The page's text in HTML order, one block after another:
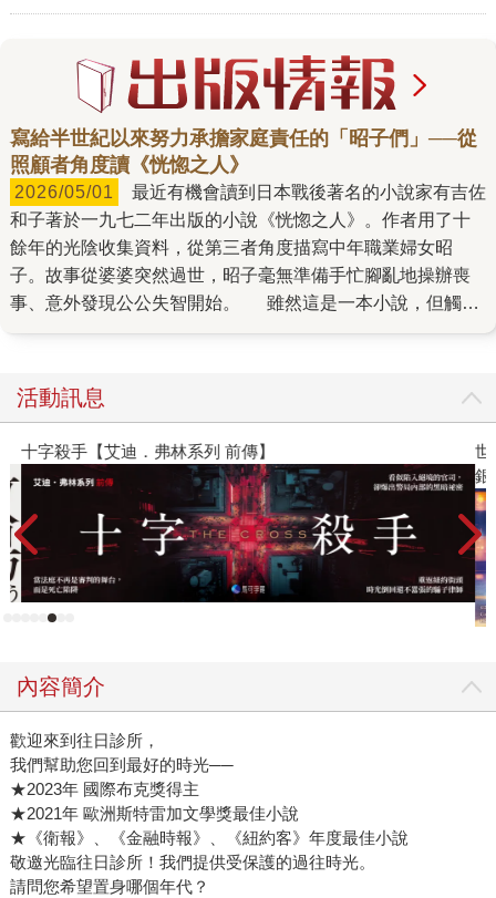
寫給半世紀以來努力承擔家庭責任的「昭子們」──從
照顧者角度讀《恍惚之人》
2026/05/01
和子著於一九七二年出版的小說《恍惚之人》。作者用了十
餘年的光陰收集資料，從第三者角度描寫中年職業婦女昭
子。故事從婆婆突然過世，昭子毫無準備手忙腳亂地操辦喪
事、意外發現公公失智開始。 雖然這是一本小說，但觸及
一時洛陽紙貴。半個多世紀過去，我們對失智症不再陌生，
一直在進步的醫學界也仍在努力為失智症尋求解決，此時我
讀《恍惚之人》的注意力，反而集中在高齡疾病的照顧及照
顧者兩方面。 當時的日本，已有高齡長者的日照機構。而
身為媳婦的昭子，理所當然地兵來將擋水來土淹，毫無怨言
地在工作、家務與照顧公公的壓力鍋中來回奔走，一樁一件
的完成任務。讀者可以發現，即便當時連醫學界對失智症的
所知都還留在相當有限的階段，隨著失智症患者的病況日益
加重，認知能力逐漸崩壞、語言能力逐漸喪失、定向能力逐
益增加，誰來照顧？社會資源是否足以應援？機構照顧是否
可以接受？昭子面臨的一連串難題、日子要如何過下去，與
當前台灣及現今所有高齡社會所面臨的問題並無不同。 我
感同身受的理解昭子的日常，因為我也曾經是那個昭子，在
中年時與先生一起照顧失智的婆婆，退休前又開始照顧失智
的大伯和先生，成為老老照顧的照顧者。也因此在眾多相關
議題中，我個人特別聚焦在誰來照顧、如何照顧這兩個相關
議題。 一九七二年《恍惚之人》在日本出版時，女性主義
活動訊息
十字殺手【艾迪．弗林系列 前傳】
世
銀
內容簡介
歡迎來到往日診所，
我們幫助您回到最好的時光──
★2023年 國際布克獎得主
★2021年 歐洲斯特雷加文學獎最佳小說
★《衛報》、《金融時報》、《紐約客》年度最佳小說
敬邀光臨往日診所！我們提供受保護的過往時光。
請問您希望置身哪個年代？